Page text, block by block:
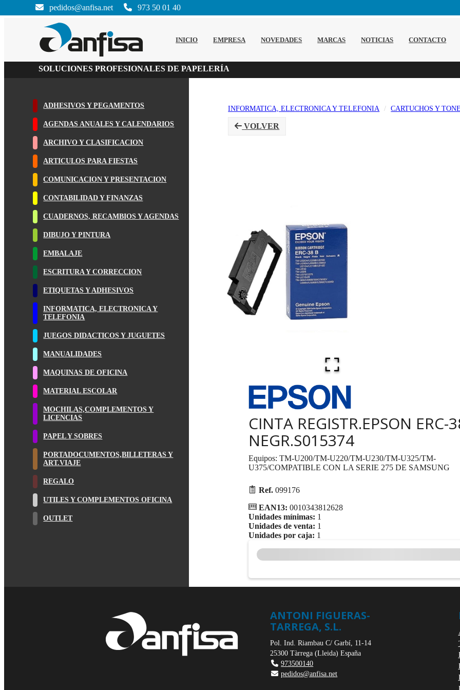
INICIO EMPRESA NOVEDADES MARCAS NOTICIAS CONTACTO
SOLUCIONES PROFESIONALES DE PAPELERÍA
pedidos@anfisa.net 973 50 01 40
ADHESIVOS Y PEGAMENTOS
AGENDAS ANUALES Y CALENDARIOS
ARCHIVO Y CLASIFICACION
ARTICULOS PARA FIESTAS
COMUNICACION Y PRESENTACION
CONTABILIDAD Y FINANZAS
CUADERNOS, RECAMBIOS Y AGENDAS
DIBUJO Y PINTURA
EMBALAJE
ESCRITURA Y CORRECCION
ETIQUETAS Y ADHESIVOS
INFORMATICA, ELECTRONICA Y
TELEFONIA
JUEGOS DIDACTICOS Y JUGUETES
MANUALIDADES
MAQUINAS DE OFICINA
MATERIAL ESCOLAR
MOCHILAS,COMPLEMENTOS Y
LICENCIAS
PAPEL Y SOBRES
PORTADOCUMENTOS,BILLETERAS Y
ART.VIAJE
REGALO
UTILES Y COMPLEMENTOS OFICINA
OUTLET
INFORMATICA, ELECTRONICA Y TELEFONIA CARTUCHOS Y
VOLVER
CINTA REGISTR.EPSON ERC-
NEGR.S015374
Equipos: TM-U200/TM-U220/TM-U230/TM-U325/TM-
U375/COMPATIBLE CON LA SERIE 275 DE SAMSUNG
Ref. 099176
EAN13: 0010343812628
Unidades mínimas: 1
Unidades de venta: 1
Unidades por caja: 1
ANTONI FIGUERAS-
TARREGA, S.L.
Pol. Ind. Riambau C/ Garbí, 11-14
25300 Tàrrega(Lleida) España
973500140
pedidos@anfisa.net